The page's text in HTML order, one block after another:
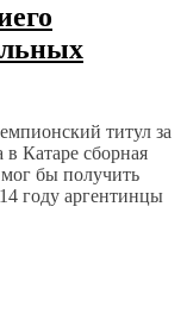
титул за
Катаре сборная
бы получить
году аргентинцы